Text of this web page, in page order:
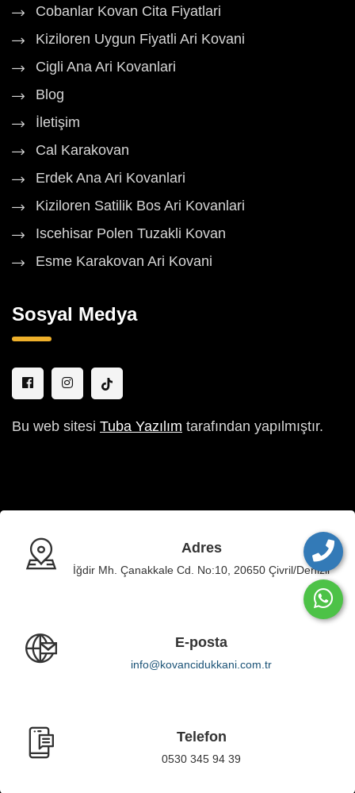
Cobanlar Kovan Cita Fiyatlari
Kiziloren Uygun Fiyatli Ari Kovani
Cigli Ana Ari Kovanlari
Blog
İletişim
Cal Karakovan
Erdek Ana Ari Kovanlari
Kiziloren Satilik Bos Ari Kovanlari
Iscehisar Polen Tuzakli Kovan
Esme Karakovan Ari Kovani
Sosyal Medya
Bu web sitesi Tuba Yazılım tarafından yapılmıştır.
Adres
İğdir Mh. Çanakkale Cd. No:10, 20650 Çivril/Denizli
E-posta
info@kovancidukkani.com.tr
Telefon
0530 345 94 39